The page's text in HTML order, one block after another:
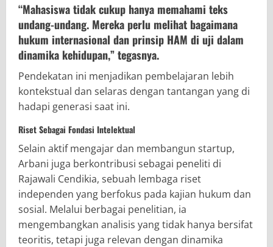
“Mahasiswa tidak cukup hanya memahami teks
undang-undang. Mereka perlu melihat bagaimana
hukum internasional dan prinsip HAM di uji dalam
dinamika kehidupan,” tegasnya.
Pendekatan ini menjadikan pembelajaran lebih
kontekstual dan selaras dengan tantangan yang di
hadapi generasi saat ini.
Riset Sebagai Fondasi Intelektual
Selain aktif mengajar dan membangun startup,
Arbani juga berkontribusi sebagai peneliti di
Rajawali Cendikia, sebuah lembaga riset
independen yang berfokus pada kajian hukum dan
sosial. Melalui berbagai penelitian, ia
mengembangkan analisis yang tidak hanya bersifat
teoritis, tetapi juga relevan dengan dinamika